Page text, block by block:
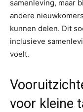
samenleving, maar
andere
kunnen delen. Dit
inclusieve
voelt.
voor kleine